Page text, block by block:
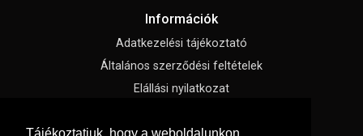
Tájékoztatjuk, hogy a weboldalunkon
Információk
Adatkezelési tájékoztató
Általános szerződési feltételek
Elállási nyilatkozat